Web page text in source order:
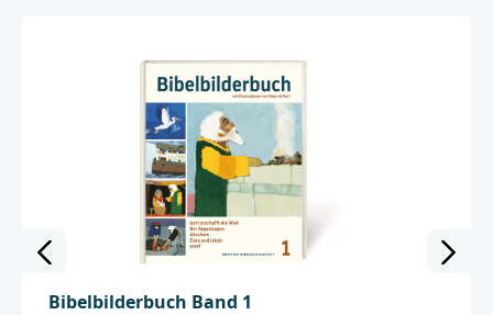
Bibelbilderbuch Band 1